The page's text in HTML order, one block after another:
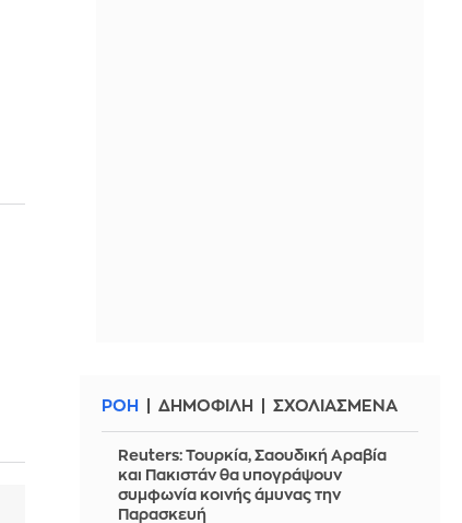
ΡΟΗ ΔΗΜΟΦΙΛΗ ΣΧΟΛΙΑΣΜΕΝΑ
Reuters: Τουρκία, Σαουδική Αραβία
και Πακιστάν θα υπογράψουν
συμφωνία κοινής άμυνας την
Παρασκευή